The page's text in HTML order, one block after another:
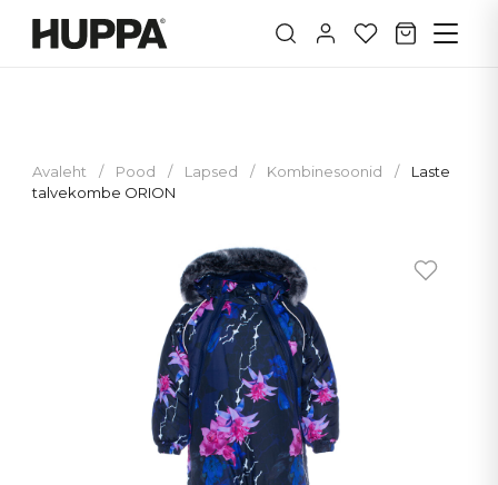
Avaleht / Pood / Lapsed / Kombinesoonid /
Laste
talvekombe ORION